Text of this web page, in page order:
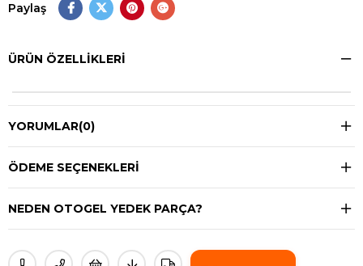
Paylaş
ÜRÜN ÖZELLIKLERI
YORUMLAR(0)
ÖDEME SEÇENEKLERI
NEDEN OTOGEL YEDEK PARÇA?